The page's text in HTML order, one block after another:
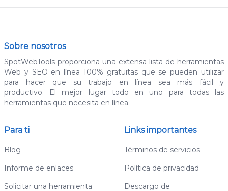
Sobre nosotros
SpotWebTools proporciona una extensa lista de herramientas
Web y SEO en línea 100% gratuitas que se pueden utilizar
para hacer que su trabajo en línea sea más fácil y
productivo. El mejor lugar todo en uno para todas las
herramientas que necesita en línea.
Para ti
Blog
Informe de enlaces
Solicitar una herramienta
Links importantes
Términos de servicios
Política de privacidad
Descargo de